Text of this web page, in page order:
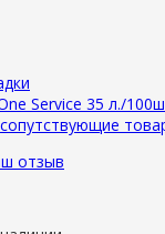
Service 35 л./
сопутствующие
отзыв